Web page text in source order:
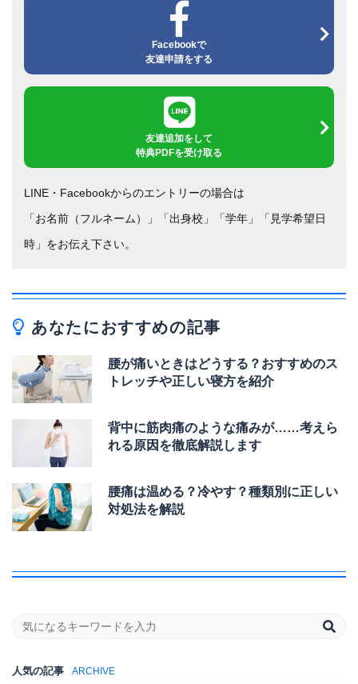
Facebookで
友達申請をする
友達追加をして
特典PDFを受け取る
LINE・Facebookからのエントリーの場合は
「お名前（フルネーム）」「出身校」「学年」「見学希望日
時」をお伝え下さい。
あなたにおすすめの記事
腰が痛いときはどうする？おすすめのス
トレッチや正しい寝方を紹介
背中に筋肉痛のような痛みが……考えら
れる原因を徹底解説します
腰痛は温める？冷やす？種類別に正しい
対処法を解説
人気の記事 ARCHIVE